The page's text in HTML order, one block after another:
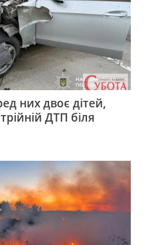
них двоє дітей,
ДТП біля